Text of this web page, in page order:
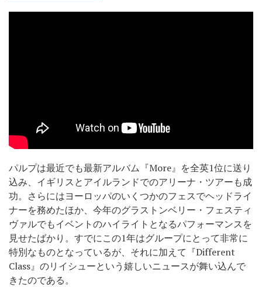
パルプは最近でも最新アルバム『More』を全英1位に送り
込み、イギリスとアイルランドでのアリーナ・ツアーも成
功。さらにはヨーロッパのいくつかのフェスでヘッドライ
ナーを務めたほか、今年のグラストンベリー・フェスティ
ヴァルでもイベントのハイライトとなるパフォーマンスを
見せたばかり。すでにこの1年はグループにとって非常に
特別なものとなっているが、それに加えて『Different
Class』のリイシューという嬉しいニュースが舞い込んで
きたのである。